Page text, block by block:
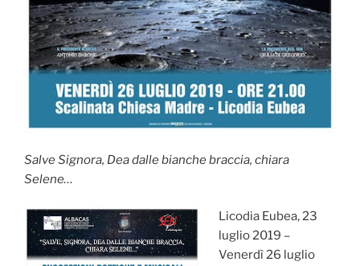
Salve Signora, Dea dalle bianche braccia, chiara
Selene…
Licodia Eubea, 23
luglio 2019 –
Venerdì 26 luglio